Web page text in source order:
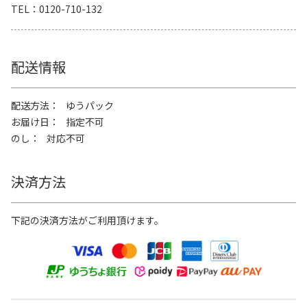
TEL
0120-710-132
配送情報
配送方法
ゆうパック
お届け日
指定不可
のし
対応不可
決済方法
下記の決済方法がご利用頂けます。